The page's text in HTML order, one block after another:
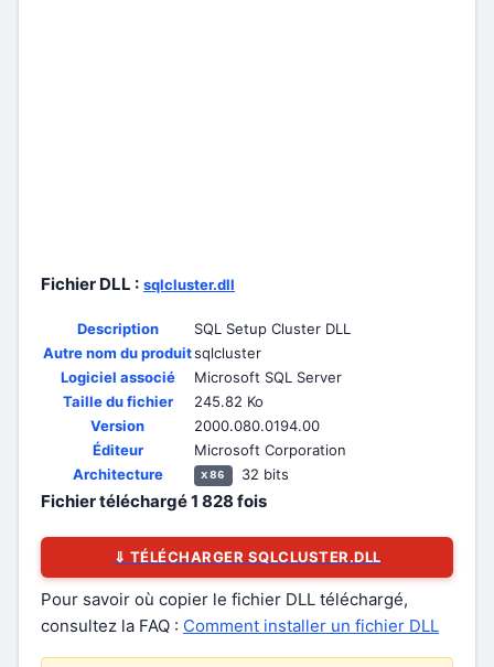
Fichier DLL : sqlcluster.dll
Description
SQL Setup Cluster DLL
Autre nom du produitsqlcluster
Logiciel associé
Microsoft SQL Server
Taille du fichier
245.82 Ko
Version
2000.080.0194.00
Éditeur
Microsoft Corporation
Architecture
x86 32 bits
Fichier téléchargé1 828 fois
⇓ TÉLÉCHARGER SQLCLUSTER.DLL
Pour savoir où copier le fichier DLL téléchargé,
consultez la FAQ : Comment installer un fichier DLL